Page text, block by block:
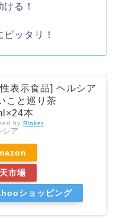
る！
ッタリ！
表示食品] ヘルシア
こと巡り茶
本
by Rinker
シア
市場
ショッピング